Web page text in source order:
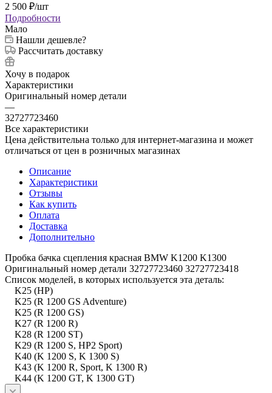
2 500 ₽/шт
Подробности
Мало
Нашли дешевле?
Рассчитать доставку
Хочу в подарок
Характеристики
Оригинальный номер детали
—
32727723460
Все характеристики
Цена действительна только для интернет-магазина и может
отличаться от цен в розничных магазинах
Описание
Характеристики
Отзывы
Как купить
Оплата
Доставка
Дополнительно
Пробка бачка сцепления красная BMW K1200 K1300
Оригинальный номер детали 32727723460 32727723418
Список моделей, в которых используется эта деталь:
K25 (HP)
K25 (R 1200 GS Adventure)
K25 (R 1200 GS)
K27 (R 1200 R)
K28 (R 1200 ST)
K29 (R 1200 S, HP2 Sport)
K40 (K 1200 S, K 1300 S)
K43 (K 1200 R, Sport, K 1300 R)
K44 (K 1200 GT, K 1300 GT)